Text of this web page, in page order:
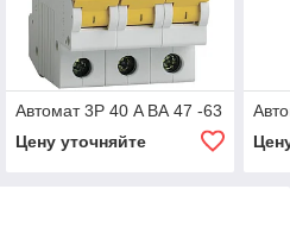
Автомат 3Р 40 A ВА 47 -63
Цену уточняйте